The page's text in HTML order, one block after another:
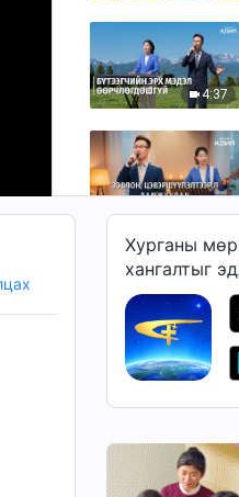
4:37
5:04
Хурганы
хангалтыг